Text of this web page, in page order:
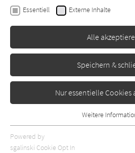
Dorothy L. Sayers
Keines natürlichen
Eines natürlichen
Tal
Essentiell Externe Inhalte
Alle
Speichern &
Nur essentielle Cookies
Essentielle Cookies werden für
Webseite benötigt. Dadurch ist
Weitere
Powered by
sgalinski Cookie Opt In